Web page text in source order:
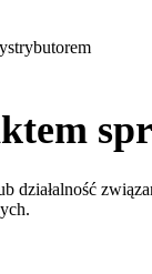
działalność